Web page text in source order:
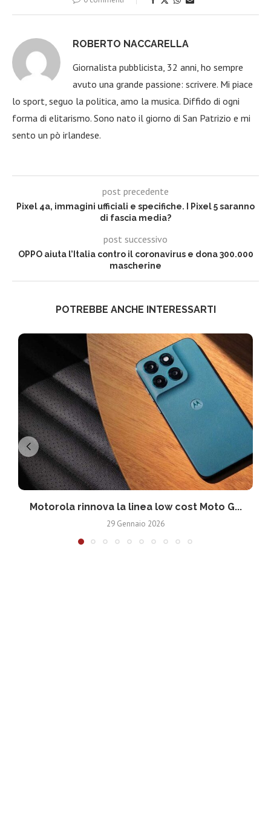
ROBERTO NACCARELLA
Giornalista pubblicista, 32 anni, ho sempre
avuto una grande passione: scrivere. Mi piace
lo sport, seguo la politica, amo la musica. Diffido di ogni
forma di elitarismo. Sono nato il giorno di San Patrizio e mi
sento un pò irlandese.
post precedente
Pixel 4a, immagini ufficiali e specifiche. I Pixel 5 saranno
di fascia media?
post successivo
OPPO aiuta l’Italia contro il coronavirus e dona 300.000
mascherine
POTREBBE ANCHE INTERESSARTI
Motorola rinnova la linea low cost Moto G...
29 Gennaio 2026